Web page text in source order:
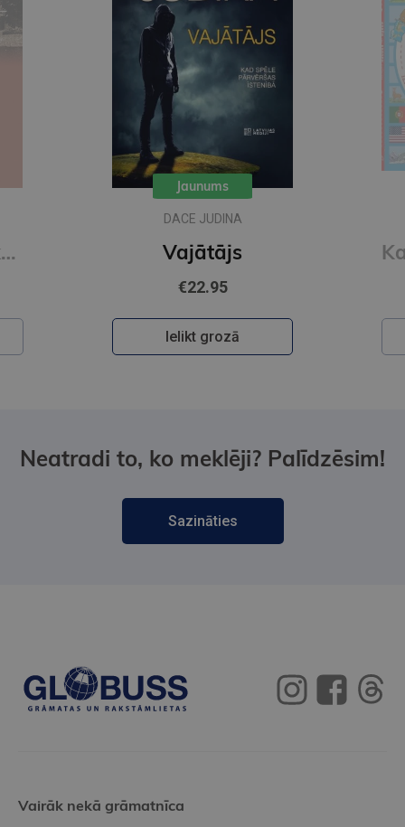
Atlaide
€19.95€7.95
Ielikt grozā
Neatradi to, ko meklēji? Palīdzēsim!
Sazināties
Vairāk nekā grāmatnīca